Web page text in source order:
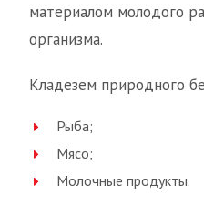
материалом молодого
организма.
Кладезем природного
Рыба;
Мясо;
Молочные продукты.